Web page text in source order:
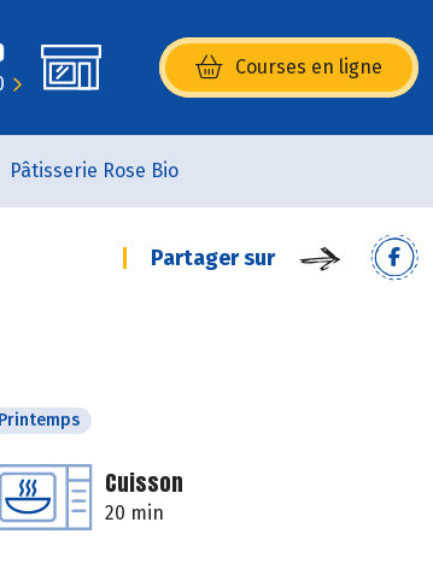
Courses en ligne
(s’ouvre dans une nouvelle
Pâtisserie Rose Bio
Partager sur
Printemps
Cuisson
20 min